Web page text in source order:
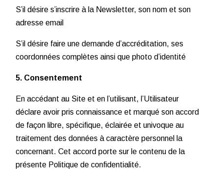
S’il désire s’inscrire à la Newsletter, son nom et son
adresse email
S’il désire faire une demande d’accréditation, ses
coordonnées complètes ainsi que photo d’identité
5. Consentement
En accédant au Site et en l’utilisant, l’Utilisateur
déclare avoir pris connaissance et marqué son accord
de façon libre, spécifique, éclairée et univoque au
traitement des données à caractère personnel la
concernant. Cet accord porte sur le contenu de la
présente Politique de confidentialité.